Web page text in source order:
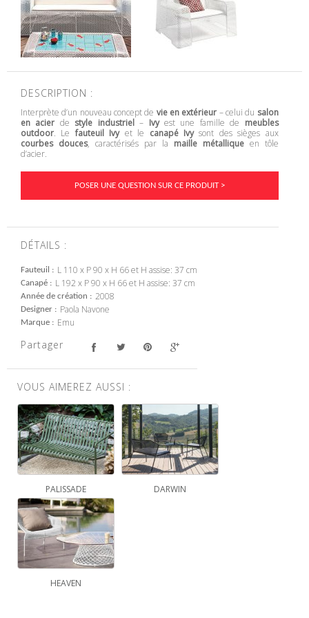
DESCRIPTION :
Interprète d’un nouveau concept de vie en extérieur – celui du salon
en acier de style industriel– Ivyest une famille de meubles
outdoor. Lefauteuil Ivyet le canapé Ivysont des sièges aux
courbes douces, caractérisés par la maille métalliqueen tôle
d’acier.
POSER UNE QUESTION SUR CE PRODUIT >
DÉTAILS :
Fauteuil L 110 x P 90 x H 66 et H assise: 37 cm
Canapé L 192 x P 90 x H 66 et H assise: 37 cm
Année de création 2008
Designer Paola Navone
Marque Emu
Partager
VOUS AIMEREZ AUSSI :
PALISSADE DARWIN
HEAVEN